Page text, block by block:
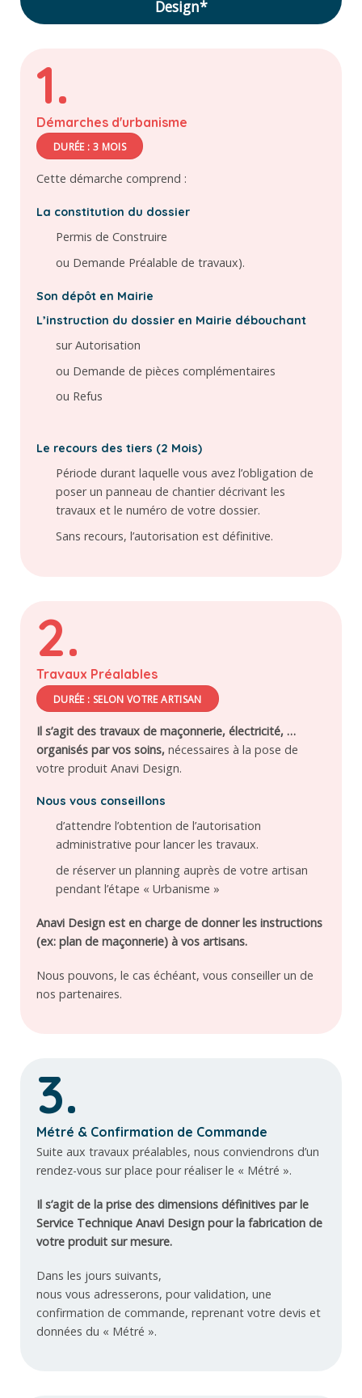
Design*
1.
Démarches d'urbanisme
DURÉE : 3 MOIS
Cette démarche comprend :
La constitution du dossier
Permis de Construire
ou Demande Préalable de travaux).
Son dépôt en Mairie
L’instruction du dossier en Mairie débouchant
sur Autorisation
ou Demande de pièces complémentaires
ou Refus
Le recours des tiers (2 Mois)
Période durant laquelle vous avez l’obligation de
poser un panneau de chantier décrivant les
travaux et le numéro de votre dossier.
Sans recours, l’autorisation est définitive.
2.
Travaux Préalables
DURÉE : SELON VOTRE ARTISAN
Il s’agit des travaux de maçonnerie, électricité, …
organisés par vos soins, nécessaires à la pose de
votre produit Anavi Design.
Nous vous conseillons
d’attendre l’obtention de l’autorisation
administrative pour lancer les travaux.
de réserver un planning auprès de votre artisan
pendant l’étape « Urbanisme »
Anavi Design est en charge de donner les instructions
(ex: plan de maçonnerie) à vos artisans.
Nous pouvons, le cas échéant, vous conseiller un de
nos partenaires.
3.
Métré & Confirmation de Commande
Suite aux travaux préalables, nous conviendrons d’un
rendez-vous sur place pour réaliser le « Métré ».
Il s’agit de la prise des dimensions définitives par le
Service Technique Anavi Design pour la fabrication de
votre produit sur mesure.
Dans les jours suivants,
nous vous adresserons, pour validation, une
confirmation de commande, reprenant votre devis et
données du « Métré ».